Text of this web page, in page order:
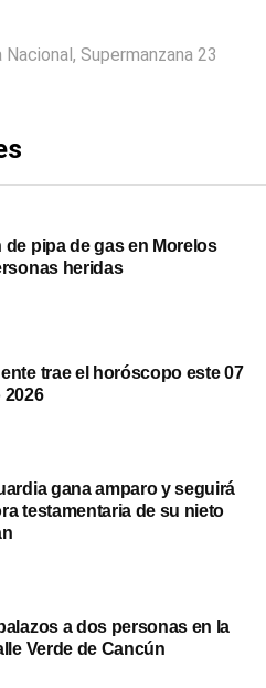
Nacional, Supermanzana 23
de pipa de gas en Morelos
heridas
trae el horóscopo este 07
2026
gana amparo y seguirá
testamentaria de su nieto
a dos personas en la
Verde de Cancún